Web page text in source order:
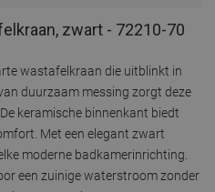
zwart - 72210-70
wastafelkraan die uitblinkt in
duurzaam messing zorgt deze
keramische binnenkant biedt
Met een elegant zwart
moderne badkamerinrichting.
een zuinige waterstroom zonder